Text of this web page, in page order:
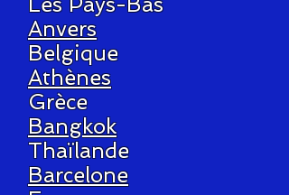
Anvers
Belgique
Athènes
Grèce
Bangkok
Thaïlande
Barcelone